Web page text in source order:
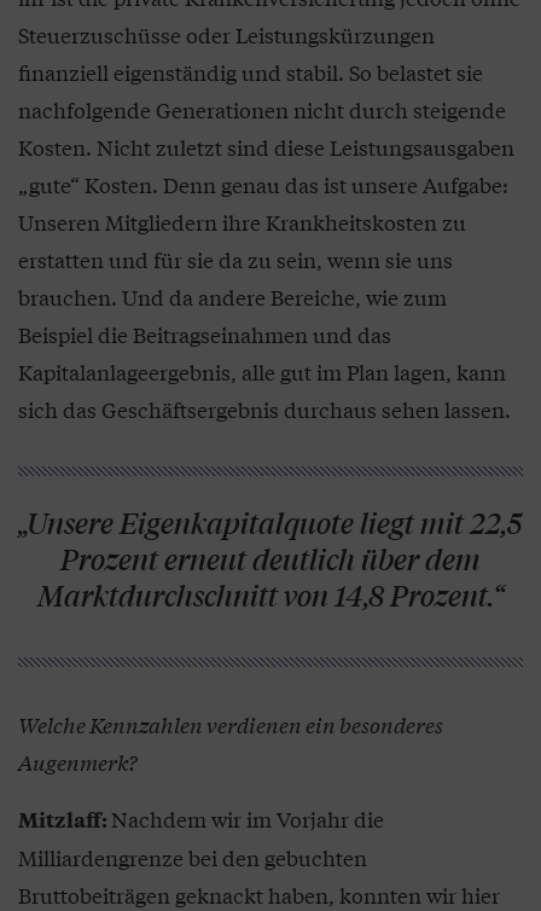
Steuerzuschüsse oder Leistungskürzungen
finanziell eigenständig und stabil. So belastet sie
nachfolgende Generationen nicht durch steigende
Kosten. Nicht zuletzt sind diese Leistungsausgaben
„gute“ Kosten. Denn genau das ist unsere Aufgabe:
Unseren Mitgliedern ihre Krankheitskosten zu
erstatten und für sie da zu sein, wenn sie uns
brauchen. Und da andere Bereiche, wie zum
Beispiel die Beitragseinahmen und das
Kapitalanlageergebnis, alle gut im Plan lagen, kann
sich das Geschäftsergebnis durchaus sehen lassen.
„Unsere Eigenkapitalquote liegt mit 22,5
Prozent erneut deutlich über dem
Marktdurchschnitt von 14,8 Prozent.“
Welche Kennzahlen verdienen ein besonderes
Augenmerk?
Mitzlaff:Nachdem wir im Vorjahr die
Milliardengrenze bei den gebuchten
Bruttobeiträgen geknackt haben, konnten wir hier